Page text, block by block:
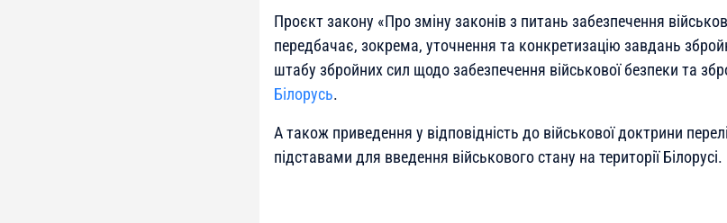
Проєкт закону «Про зміну законів з питань забезпечення
передбачає, зокрема, уточнення та конкретизацію завдань
штабу збройних сил щодо забезпечення військової безпеки та
Білорусь.
А також приведення у відповідність до військової доктрини
підставами для введення військового стану на території Білорусі.